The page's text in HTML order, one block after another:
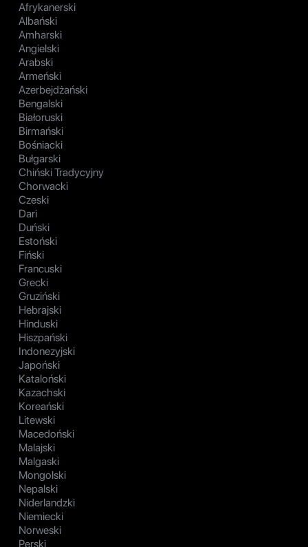
Afrykanerski
Albański
Amharski
Angielski
Arabski
Armeński
Azerbejdżański
Bengalski
Białoruski
Birmański
Bośniacki
Bułgarski
Chiński Tradycyjny
Chorwacki
Czeski
Dari
Duński
Estoński
Fiński
Francuski
Grecki
Gruziński
Hebrajski
Hinduski
Hiszpański
Indonezyjski
Japoński
Kataloński
Kazachski
Koreański
Litewski
Macedoński
Malajski
Malgaski
Mongolski
Nepalski
Niderlandzki
Niemiecki
Norweski
Perski